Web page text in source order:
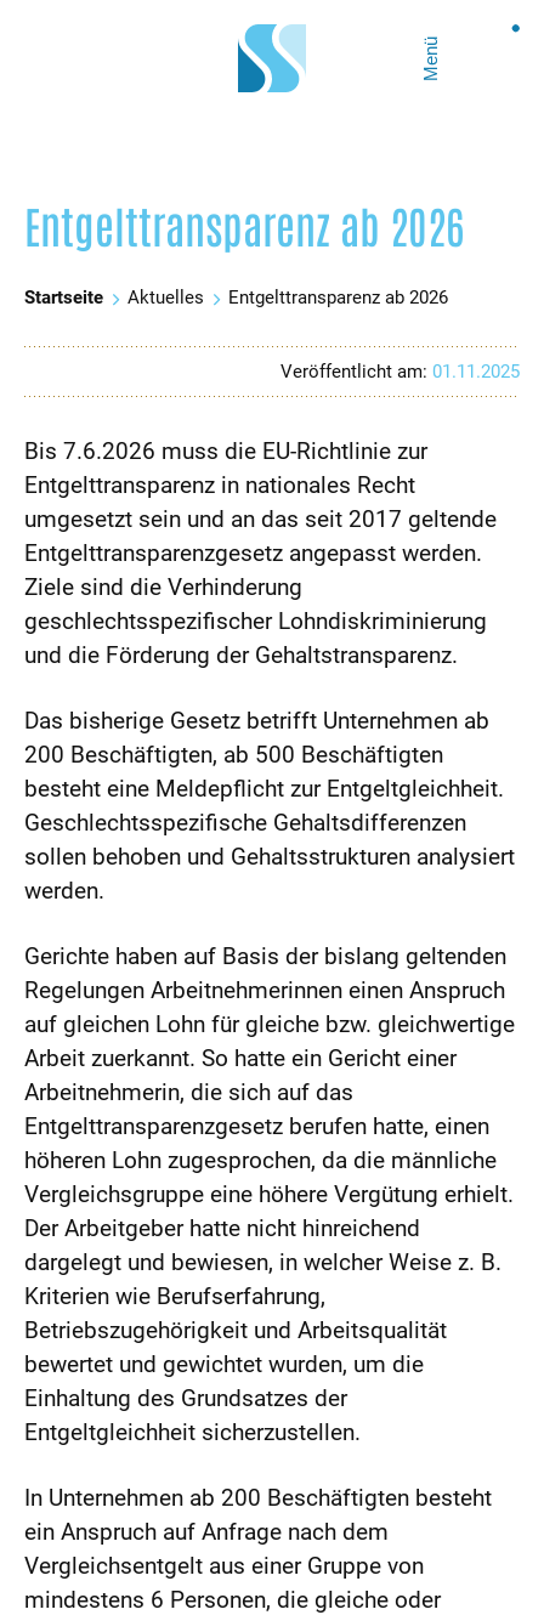
Menü
Entgelttransparenz ab 2026
Startseite Aktuelles Entgelttransparenz ab 2026
Veröffentlicht am: 01.11.2025
Bis 7.6.2026 muss die EU-Richtlinie zur
Entgelttransparenz in nationales Recht
umgesetzt sein und an das seit 2017 geltende
Entgelttransparenzgesetz angepasst werden.
Ziele sind die Verhinderung
geschlechtsspezifischer Lohndiskriminierung
und die Förderung der Gehaltstransparenz.
Das bisherige Gesetz betrifft Unternehmen ab
200 Beschäftigten, ab 500 Beschäftigten
besteht eine Meldepflicht zur Entgeltgleichheit.
Geschlechtsspezifische Gehaltsdifferenzen
sollen behoben und Gehaltsstrukturen analysiert
werden.
Gerichte haben auf Basis der bislang geltenden
Regelungen Arbeitnehmerinnen einen Anspruch
auf gleichen Lohn für gleiche bzw. gleichwertige
Arbeit zuerkannt. So hatte ein Gericht einer
Arbeitnehmerin, die sich auf das
Entgelttransparenzgesetz berufen hatte, einen
höheren Lohn zugesprochen, da die männliche
Vergleichsgruppe eine höhere Vergütung erhielt.
Der Arbeitgeber hatte nicht hinreichend
dargelegt und bewiesen, in welcher Weise z. B.
Kriterien wie Berufserfahrung,
Betriebszugehörigkeit und Arbeitsqualität
bewertet und gewichtet wurden, um die
Einhaltung des Grundsatzes der
Entgeltgleichheit sicherzustellen.
In Unternehmen ab 200 Beschäftigten besteht
ein Anspruch auf Anfrage nach dem
Vergleichsentgelt aus einer Gruppe von
mindestens 6 Personen, die gleiche oder